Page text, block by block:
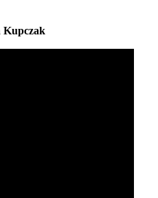
Kupczak